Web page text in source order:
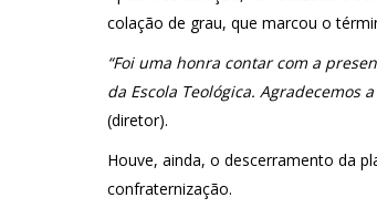
colação de grau, que marcou o
“Foi uma honra contar com a
da Escola Teológica. Agradecemos
(diretor).
Houve, ainda, o descerramento da
confraternização.